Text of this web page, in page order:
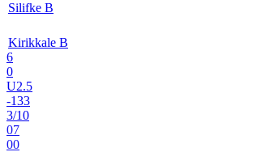
Silifke B
Kirikkale B
6
0
U2.5
-133
3/10
07
00